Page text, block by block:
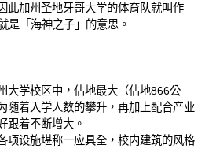
此加州圣地牙哥大学的体育队就叫作
是「海神之子」的意思。
大学校区中，佔地最大（佔地866公
随着入学人数的攀升，再加上配合产业
跟着不断增大。
项设施堪称一应具全，校内建筑的风格